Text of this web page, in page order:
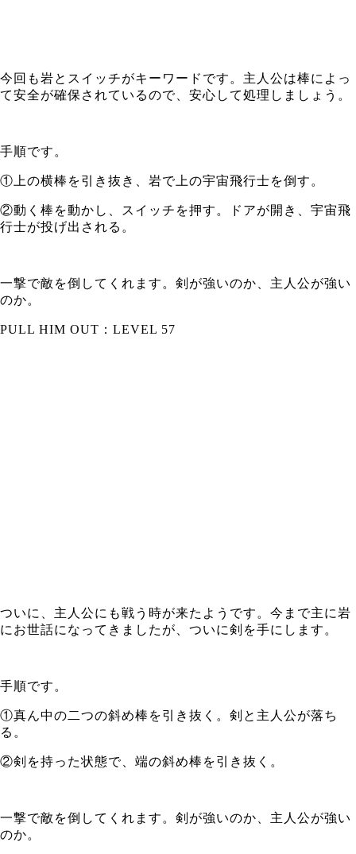
今回も岩とスイッチがキーワードです。主人公は棒によっ
て安全が確保されているので、安心して処理しましょう。
手順です。
①上の横棒を引き抜き、岩で上の宇宙飛行士を倒す。
②動く棒を動かし、スイッチを押す。ドアが開き、宇宙飛
行士が投げ出される。
一撃で敵を倒してくれます。剣が強いのか、主人公が強い
のか。
PULL HIM OUT：LEVEL 57
ついに、主人公にも戦う時が来たようです。今まで主に岩
にお世話になってきましたが、ついに剣を手にします。
手順です。
①真ん中の二つの斜め棒を引き抜く。剣と主人公が落ち
る。
②剣を持った状態で、端の斜め棒を引き抜く。
一撃で敵を倒してくれます。剣が強いのか、主人公が強い
のか。